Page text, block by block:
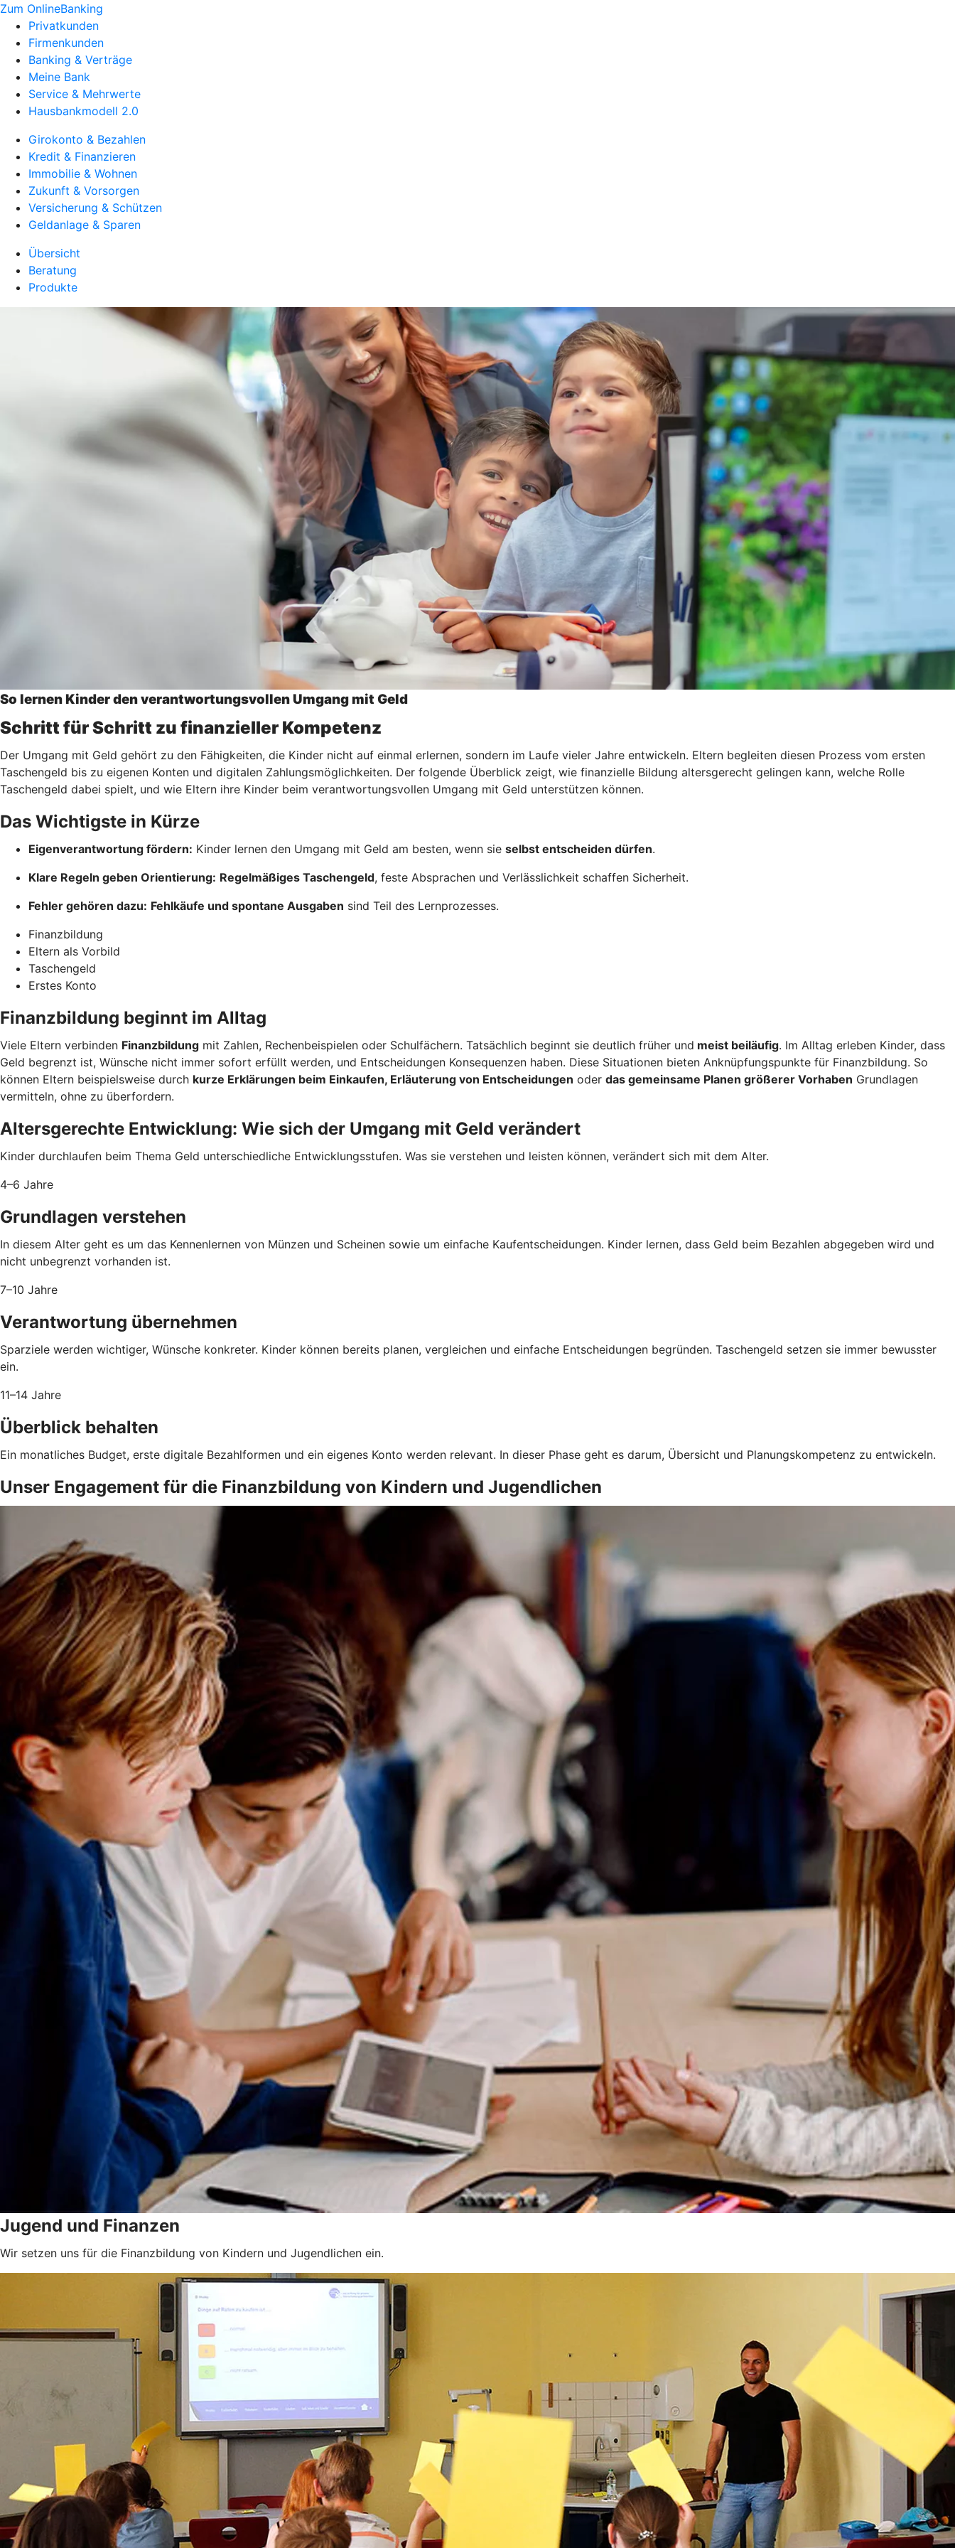
Zum OnlineBanking
Privatkunden
Firmenkunden
Banking & Verträge
Meine Bank
Service & Mehrwerte
Hausbankmodell 2.0
Girokonto & Bezahlen
Kredit & Finanzieren
Immobilie & Wohnen
Zukunft & Vorsorgen
Versicherung & Schützen
Geldanlage & Sparen
Übersicht
Beratung
Produkte
So lernen Kinder den verantwortungsvollen Umgang mit Geld
Schritt für Schritt zu finanzieller Kompetenz
Der Umgang mit Geld gehört zu den Fähigkeiten, die Kinder nicht auf einmal erlernen, sondern im Laufe vieler Jahre entwickeln. Eltern begleiten diesen Prozess vom ersten
Taschengeld bis zu eigenen Konten und digitalen Zahlungsmöglichkeiten. Der folgende Überblick zeigt, wie finanzielle Bildung altersgerecht gelingen kann, welche Rolle
Taschengeld dabei spielt, und wie Eltern ihre Kinder beim verantwortungsvollen Umgang mit Geld unterstützen können.
Das Wichtigste in Kürze
Eigenverantwortung fördern: Kinder lernen den Umgang mit Geld am besten, wenn sie selbst entscheiden dürfen.
Klare Regeln geben Orientierung: Regelmäßiges Taschengeld, feste Absprachen und Verlässlichkeit schaffen Sicherheit.
Fehler gehören dazu: Fehlkäufe und spontane Ausgaben sind Teil des Lernprozesses.
Finanzbildung
Eltern als Vorbild
Taschengeld
Erstes Konto
Finanzbildung beginnt im Alltag
Viele Eltern verbinden Finanzbildung mit Zahlen, Rechenbeispielen oder Schulfächern. Tatsächlich beginnt sie deutlich früher und meist beiläufig. Im Alltag erleben Kinder, dass
Geld begrenzt ist, Wünsche nicht immer sofort erfüllt werden, und Entscheidungen Konsequenzen haben. Diese Situationen bieten Anknüpfungspunkte für Finanzbildung. So
können Eltern beispielsweise durch kurze Erklärungen beim Einkaufen, Erläuterung von Entscheidungen oder das gemeinsame Planen größerer Vorhaben Grundlagen
vermitteln, ohne zu überfordern.
Altersgerechte Entwicklung: Wie sich der Umgang mit Geld verändert
Kinder durchlaufen beim Thema Geld unterschiedliche Entwicklungsstufen. Was sie verstehen und leisten können, verändert sich mit dem Alter.
4–6 Jahre
Grundlagen verstehen
In diesem Alter geht es um das Kennenlernen von Münzen und Scheinen sowie um einfache Kaufentscheidungen. Kinder lernen, dass Geld beim Bezahlen abgegeben wird und
nicht unbegrenzt vorhanden ist.
7–10 Jahre
Verantwortung übernehmen
Sparziele werden wichtiger, Wünsche konkreter. Kinder können bereits planen, vergleichen und einfache Entscheidungen begründen. Taschengeld setzen sie immer bewusster
ein.
11–14 Jahre
Überblick behalten
Ein monatliches Budget, erste digitale Bezahlformen und ein eigenes Konto werden relevant. In dieser Phase geht es darum, Übersicht und Planungskompetenz zu entwickeln.
Unser Engagement für die Finanzbildung von Kindern und Jugendlichen
Jugend und Finanzen
Wir setzen uns für die Finanzbildung von Kindern und Jugendlichen ein.